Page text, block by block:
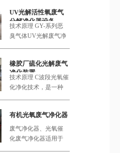
UV光解活性氧废气
分解净化器设备
技术原理 GY-系列恶
臭气体UV光解废气净
橡胶厂硫化光解废气
净化装置
技术原理 C波段光氧催
化净化技术，是一种
有机光氧废气净化器
废气净化器、光氧催
化废气净化器适用于